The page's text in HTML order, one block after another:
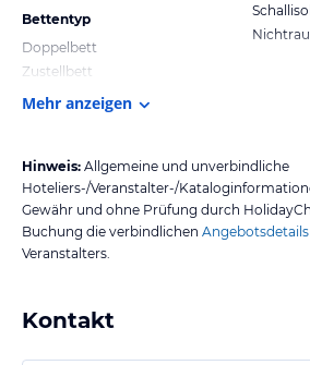
Bettentyp
Doppelbett
Zustellbett
Mehr anzeigen
Hinweis: Allgemeine und unverbindliche
Hoteliers-/Veranstalter-/
Gewähr und ohne Prüfung durch
Buchung die verbindlichen Angebotsdetails
Veranstalters.
Kontakt